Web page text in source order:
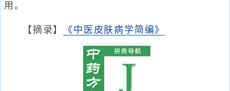
用。
【摘录】 《中医皮肤病学简编》